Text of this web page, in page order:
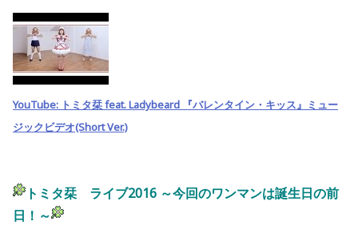
YouTube: トミタ栞 feat. Ladybeard 『バレンタイン・キッス』ミュー
ジックビデオ(Short Ver.)
トミタ栞 ライブ2016 ～今回のワンマンは誕生日の前
日！～